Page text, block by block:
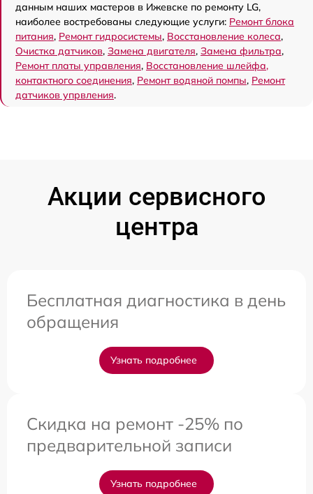
данным наших мастеров в Ижевске по ремонту LG,
наиболее востребованы следующие услуги: Ремонт блока
питания, Ремонт гидросистемы, Восстановление колеса,
Очистка датчиков, Замена двигателя, Замена фильтра,
Ремонт платы управления, Восстановление шлейфа,
контактного соединения, Ремонт водяной помпы, Ремонт
датчиков упрвления.
Акции сервисного
центра
Бесплатная диагностика в день
обращения
Узнать подробнее
Скидка на ремонт -25% по
предварительной записи
Узнать подробнее